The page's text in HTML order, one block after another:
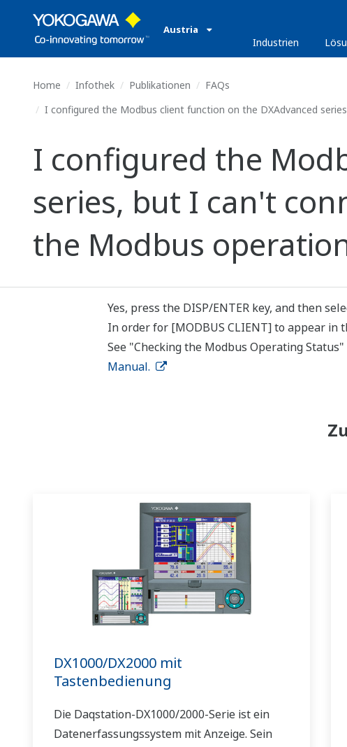
Austria
Industrien
Home Infothek Publikationen
FAQs
I configured the Modbus client function on the DXAdvanced
I configured the
series, but I can't
the Modbus
Yes, press the DISP/ENTER key, and then
In order for [MODBUS CLIENT] to appear in
See "Checking the Modbus Operating
Manual.
DX1000/DX2000 mit
Tastenbedienung
Die Daqstation-DX1000/2000-Serie ist ein
Datenerfassungssystem mit Anzeige. Sein